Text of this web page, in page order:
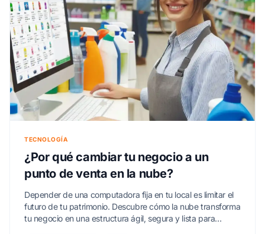
TECNOLOGÍA
¿Por qué cambiar tu negocio a un
punto de venta en la nube?
Depender de una computadora fija en tu local es limitar el
futuro de tu patrimonio. Descubre cómo la nube transforma
tu negocio en una estructura ágil, segura y lista para